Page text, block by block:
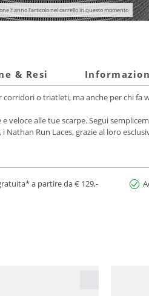
hanno l'articolo nel carrello in questo momento
& Resi
corridori o triatleti, ma anche per chi
veloce alle tue scarpe. Segui
Nathan Run Laces, grazie al loro
a partire da € 129,-